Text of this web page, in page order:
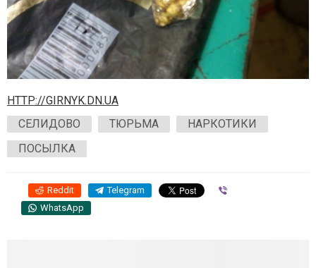
HTTP://GIRNYK.DN.UA
СЕЛИДОВО
ТЮРЬМА
НАРКОТИКИ
ПОСЫЛКА
Reddit Telegram
WhatsApp